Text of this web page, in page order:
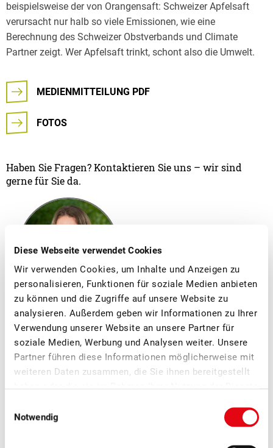
Diese Webseite verwendet Cookies
Wir verwenden Cookies, um Inhalte und Anzeigen zu
personalisieren, Funktionen für soziale Medien anbieten
zu können und die Zugriffe auf unsere Website zu
analysieren. Außerdem geben wir Informationen zu Ihrer
Verwendung unserer Website an unsere Partner für
soziale Medien, Werbung und Analysen weiter. Unsere
Partner führen diese Informationen möglicherweise mit
weiteren Daten zusammen, die Sie ihnen bereitgestellt
Notwendig
beispielsweise der von Orangensaft: Schweizer Apfelsaft
verursacht nur halb so viele Emissionen, wie eine
Berechnung des Schweizer Obstverbands und Climate
Partner zeigt. Wer Apfelsaft trinkt, schont also die Umwelt.
MEDIENMITTEILUNG PDF
FOTOS
Haben Sie Fragen? Kontaktieren Sie uns – wir sind
gerne für Sie da.
Chantale Meyer
Abteilungsleiterin
Marketing/Kommunikation
Weitere News